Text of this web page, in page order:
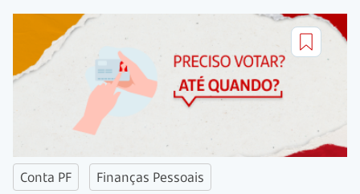
Conta PF Finanças Pessoais